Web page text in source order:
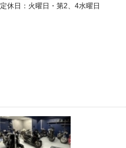
定休日：火曜日・第2、4水曜日